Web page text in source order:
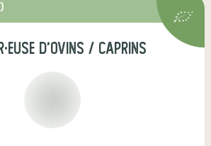
d'ovins / caprins